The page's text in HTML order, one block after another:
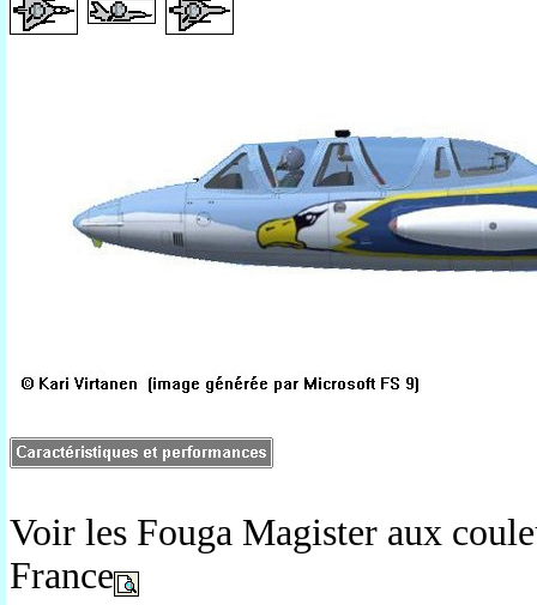
Voir les Fouga Magister aux
France